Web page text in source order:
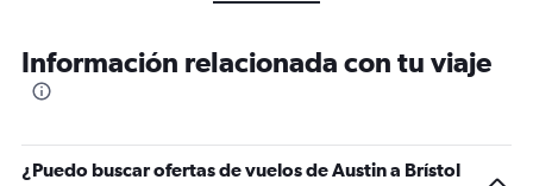
Información relacionada con tu viaje
¿Puedo buscar ofertas de vuelos de Austin a Brístol